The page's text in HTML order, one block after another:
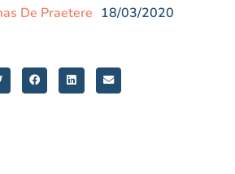
De Praetere 18/03/2020